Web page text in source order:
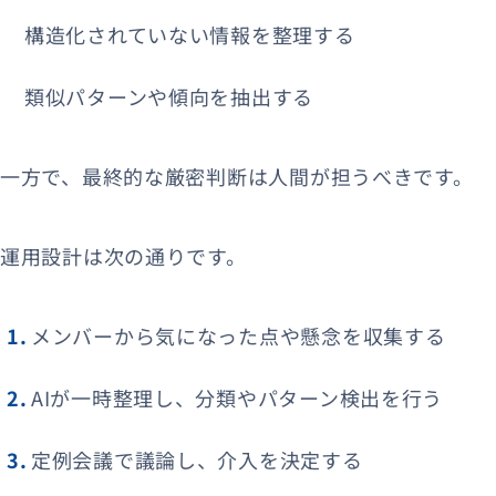
構造化されていない情報を整理する
類似パターンや傾向を抽出する
一方で、最終的な厳密判断は人間が担うべきです。
運用設計は次の通りです。
メンバーから気になった点や懸念を収集する
AIが一時整理し、分類やパターン検出を行う
定例会議で議論し、介入を決定する